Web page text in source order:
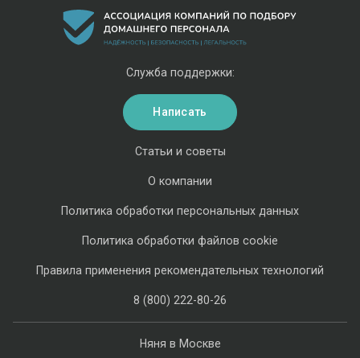
Няня в Москве
Статьи и советы
О компании
Политика обработки персональных данных
Политика обработки файлов cookie
Правила применения рекомендательных технологий
8 (800) 222-80-26
Служба поддержки:
Написать